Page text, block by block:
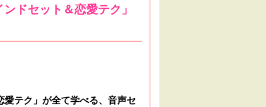
ドセット＆恋愛テク」
愛テク」が全て学べる、音声セ